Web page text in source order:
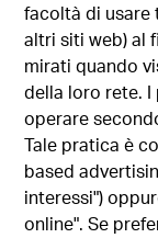
facoltà di usare
altri siti web) al
mirati quando
della loro rete.
operare
Tale pratica è
based
interessi")
online". Se